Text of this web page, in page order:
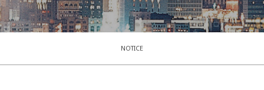
NOTICE